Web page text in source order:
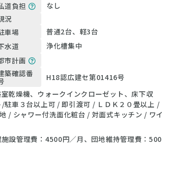
道負担
なし
況
車場
普通2台、軽3台
水道
浄化槽集中
市計画
築確認番
H18認広建セ第01416号
乾燥機、ウォークインクローゼット、床下収
車３台以上可 / 即引渡可 / ＬＤＫ２０畳以上 /
/ シャワー付洗面化粧台 / 対面式キッチン / ワイ
設管理費：4500円／月、団地維持管理費：500